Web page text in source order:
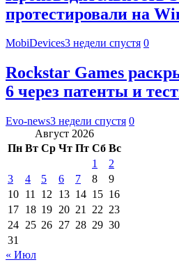
протестировали на
MobiDevices3 недели спустя 0
Rockstar Games
6 через патенты и
Evo-news3 недели спустя 0
Август 2026
Пн Вт Ср Чт Пт Сб Вс
1
2
3
4 5 6 7 8
9
10 11 12 13 14 15 16
17 18 19 20 21 22 23
24 25 26 27 28 29 30
31
« Июл